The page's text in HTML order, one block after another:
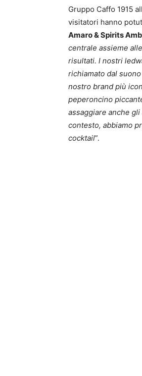
Gruppo Caffo 1915
visitatori hanno
Amaro & Spirits
centrale assieme
risultati. I nostri
richiamato dal
nostro brand più
peperoncino
assaggiare anche
contesto, abbiamo
cocktail”.